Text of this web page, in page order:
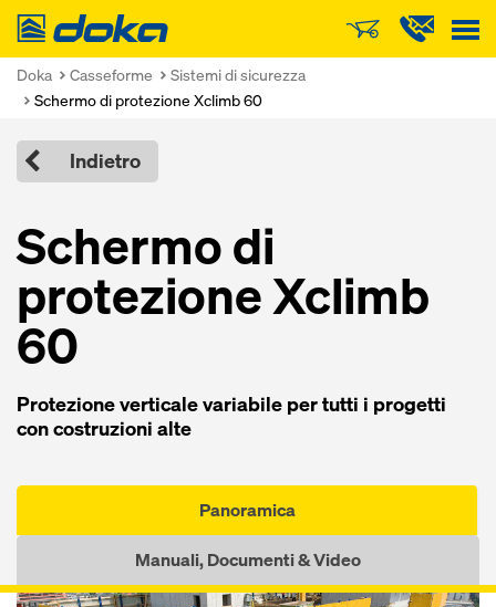
Doka
Doka Casseforme
Sistemi di sicurezza
Schermo di protezione Xclimb 60
Indietro
Schermo di
protezione Xclimb
60
Protezione verticale variabile per tutti i progetti
con costruzioni alte
Panoramica
Manuali, Documenti & Video